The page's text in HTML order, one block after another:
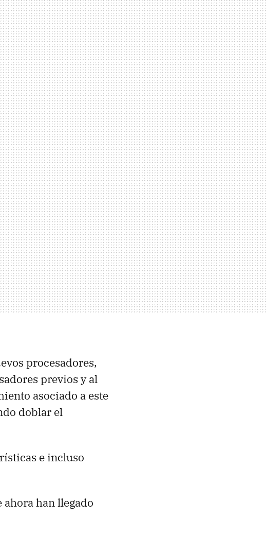
procesadores,
previos y al
asociado a este
doblar el
e incluso
han llegado